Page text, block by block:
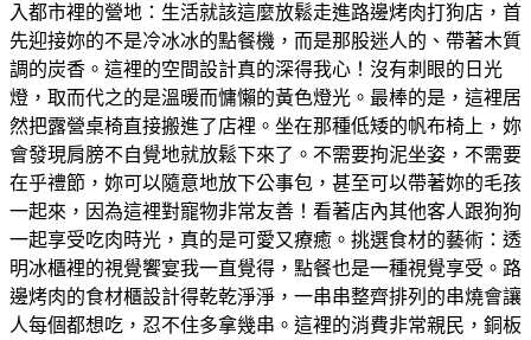
入都市裡的營地：生活就該這麼放鬆走進路邊烤肉打狗店，首
先迎接妳的不是冷冰冰的點餐機，而是那股迷人的、帶著木質
調的炭香。這裡的空間設計真的深得我心！沒有刺眼的日光
燈，取而代之的是溫暖而慵懶的黃色燈光。最棒的是，這裡居
然把露營桌椅直接搬進了店裡。坐在那種低矮的帆布椅上，妳
會發現肩膀不自覺地就放鬆下來了。不需要拘泥坐姿，不需要
在乎禮節，妳可以隨意地放下公事包，甚至可以帶著妳的毛孩
一起來，因為這裡對寵物非常友善！看著店內其他客人跟狗狗
一起享受吃肉時光，真的是可愛又療癒。挑選食材的藝術：透
明冰櫃裡的視覺饗宴我一直覺得，點餐也是一種視覺享受。路
邊烤肉的食材櫃設計得乾乾淨淨，一串串整齊排列的串燒會讓
人每個都想吃，忍不住多拿幾串。這裡的消費非常親民，銅板